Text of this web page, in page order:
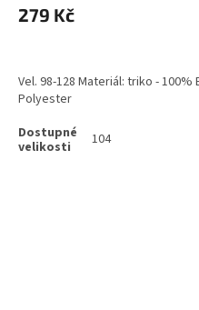
279 Kč
Vel. 98-128 Materiál: triko -
Polyester
104